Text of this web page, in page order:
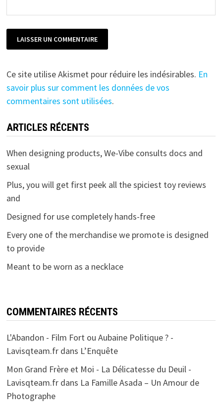
Ce site utilise Akismet pour réduire les indésirables. En
savoir plus sur comment les données de vos
commentaires sont utilisées.
ARTICLES RÉCENTS
When designing products, We-Vibe consults docs and
sexual
Plus, you will get first peek all the spiciest toy reviews
and
Designed for use completely hands-free
Every one of the merchandise we promote is designed
to provide
Meant to be worn as a necklace
COMMENTAIRES RÉCENTS
L'Abandon - Film Fort ou Aubaine Politique ? -
Lavisqteam.frdans L’Enquête
Mon Grand Frère et Moi - La Délicatesse du Deuil -
Lavisqteam.frdans La Famille Asada – Un Amour de
Photographe